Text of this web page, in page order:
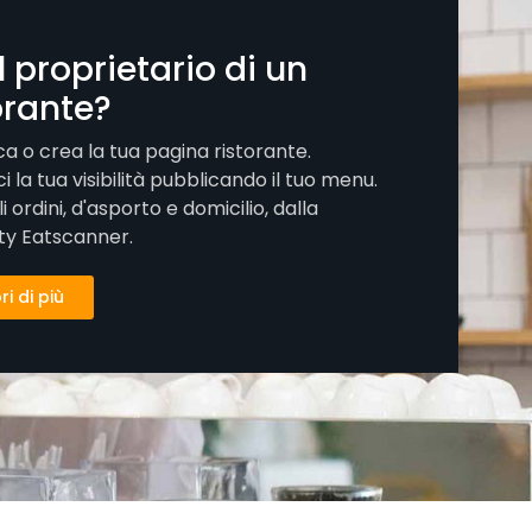
proprietario di un
o crea la tua pagina ristorante.
la tua visibilità pubblicando il tuo menu.
ordini, d'asporto e domicilio, dalla
Eatscanner.
di più